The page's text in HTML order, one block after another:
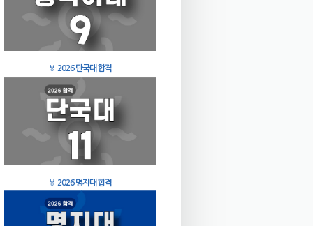
🏅 2026 단국대 합격
🏅 2026 명지대 합격